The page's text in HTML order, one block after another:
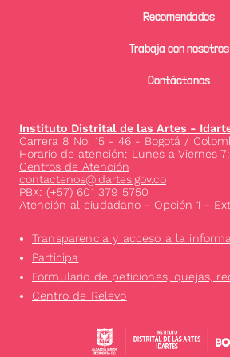
Recomendados
Trabaja con nosotros
Contáctanos
Instituto Distrital de las Artes -
Carrera 8 No. 15 - 46 - Bogotá /
Horario de atención: Lunes a Viernes
Centros de Atención
contactenos@idartes.gov.co
PBX: (+57) 601 379 5750
Atención al ciudadano - Opción 1 -
Transparencia y acceso a la
Participa
Formulario de peticiones, quejas,
Centro de Relevo